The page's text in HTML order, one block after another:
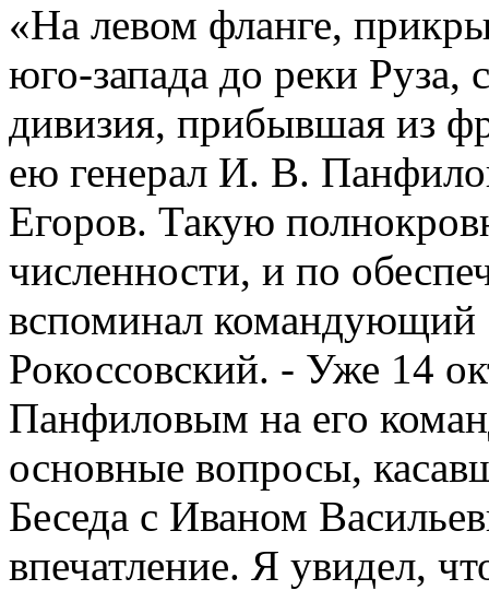
«На левом фланге,
юго-запада до реки Руза,
дивизия, прибывшая из
ею генерал И. В.
Егоров. Такую
численности, и по
вспоминал
Рокоссовский. - Уже 14
Панфиловым на его
основные вопросы,
Беседа с Иваном
впечатление. Я увидел,